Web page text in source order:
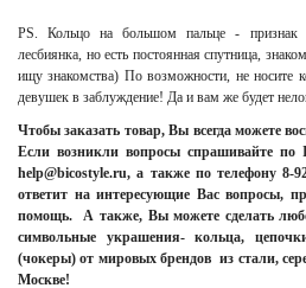
PS. Кольцо на большом пальце - признак
лесбиянка, но есть постоянная спутница,
ищу знакомства) По возможности, не носите
девушек в заблуждение! Да и вам же будет
Чтобы заказать товар, Вы всегда можете
Если возникли вопросы спрашивайте по
help@bicostyle.ru, а также по телефону 8-
ответит на интересующие Вас вопросы,
помощь. А также, Вы можете сделать
символьные украшения- кольца,
(чокеры) от мировых брендов из стали,
Москве!